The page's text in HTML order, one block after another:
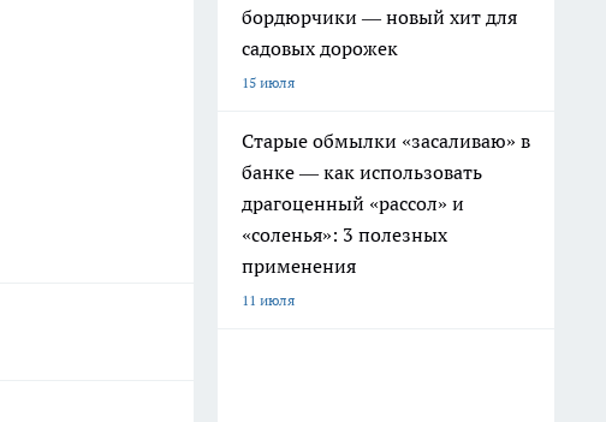
бордюрчики — новый хит для
садовых дорожек
15 июля
Старые обмылки «засаливаю» в
банке — как использовать
драгоценный «рассол» и
«соленья»: 3 полезных
применения
11 июля